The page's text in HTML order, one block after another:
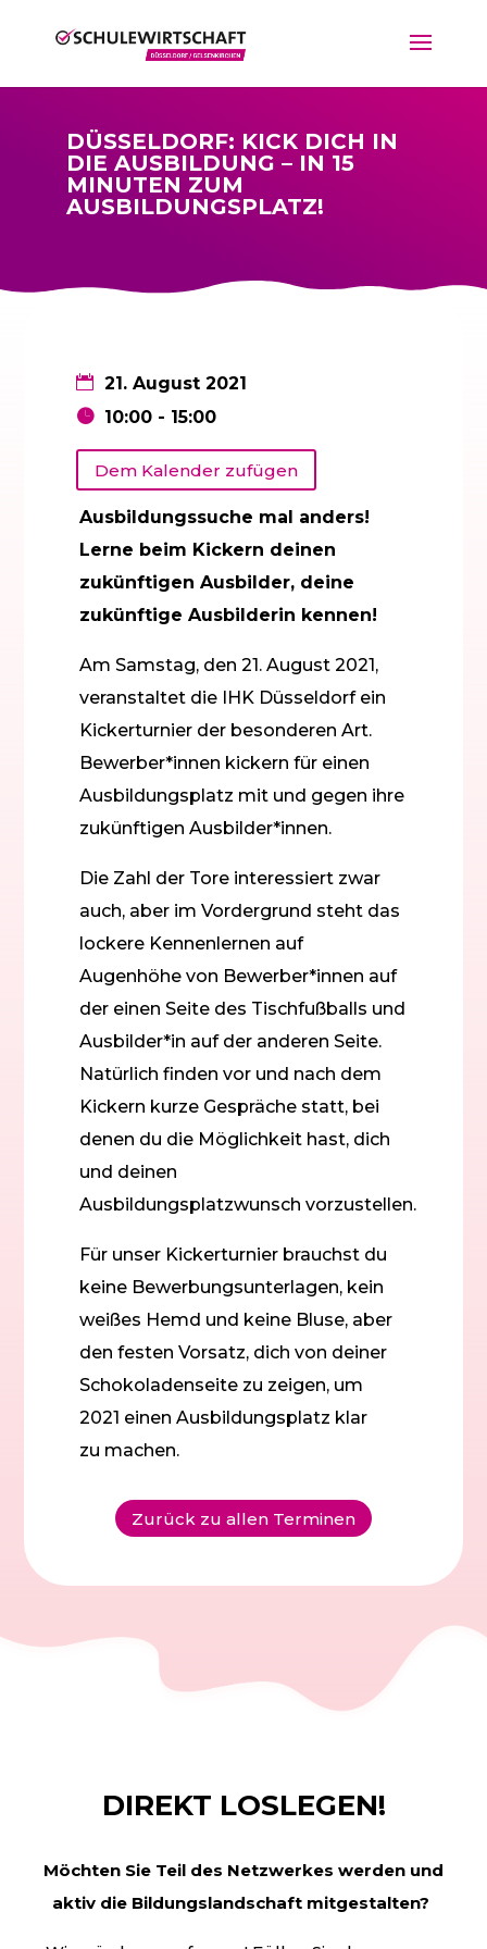
DÜSSELDORF: KICK DICH IN
DIE AUSBILDUNG – IN 15
MINUTEN ZUM
AUSBILDUNGSPLATZ!
21. August 2021
10:00 - 15:00
Dem Kalender zufügen
Ausbildungssuche mal anders!
Lerne beim Kickern deinen
zukünftigen Ausbilder, deine
zukünftige Ausbilderin kennen!
Am Samstag, den 21. August 2021,
veranstaltet die IHK Düsseldorf ein
Kickerturnier der besonderen Art.
Bewerber*innen kickern für einen
Ausbildungsplatz mit und gegen ihre
zukünftigen Ausbilder*innen.
Die Zahl der Tore interessiert zwar
auch, aber im Vordergrund steht das
lockere Kennenlernen auf
Augenhöhe von Bewerber*innen auf
der einen Seite des Tischfußballs und
Ausbilder*in auf der anderen Seite.
Natürlich finden vor und nach dem
Kickern kurze Gespräche statt, bei
denen du die Möglichkeit hast, dich
und deinen
Ausbildungsplatzwunsch vorzustellen.
Für unser Kickerturnier brauchst du
keine Bewerbungsunterlagen, kein
weißes Hemd und keine Bluse, aber
den festen Vorsatz, dich von deiner
Schokoladenseite zu zeigen, um
2021 einen Ausbildungsplatz klar
zu machen.
Zurück zu allen Terminen
DIREKT LOSLEGEN!
Möchten Sie Teil des Netzwerkes werden und
aktiv die Bildungslandschaft mitgestalten?